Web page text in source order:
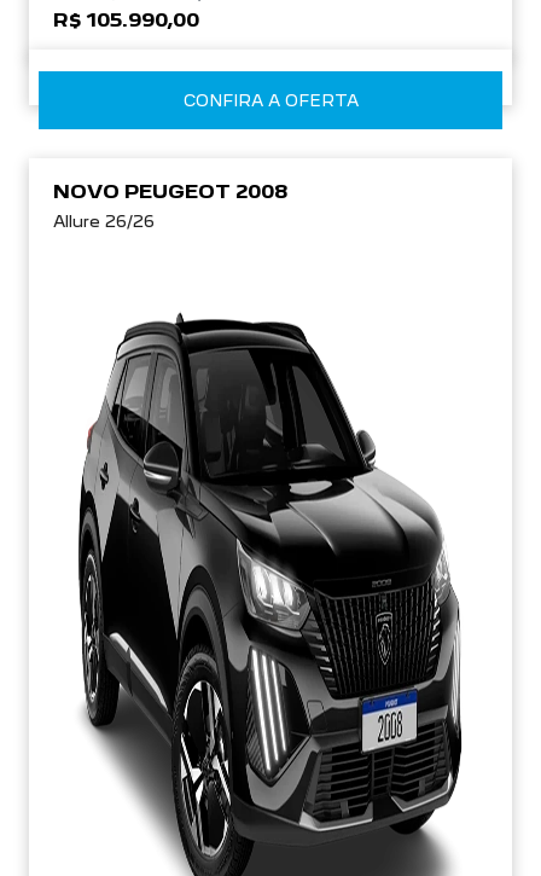
R$ 105.990,00
CONFIRA A OFERTA
NOVO PEUGEOT 2008
Allure 26/26